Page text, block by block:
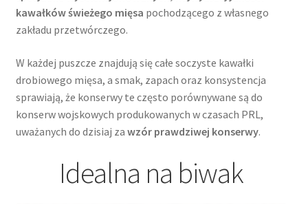
kawałków świeżego mięsa pochodzącego z własnego
zakładu przetwórczego.
W każdej puszcze znajdują się całe soczyste kawałki
drobiowego mięsa, a smak, zapach oraz konsystencja
sprawiają, że konserwy te często porównywane są do
konserw wojskowych produkowanych w czasach PRL,
uważanych do dzisiaj za wzór prawdziwej konserwy.
Idealna na biwak